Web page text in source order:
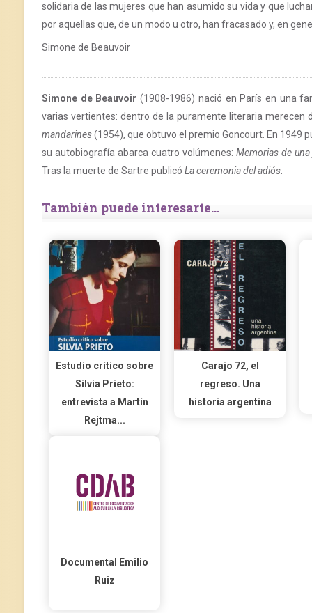
solidaria de las mujeres que han asumido su vida y que
por aquellas que, de un modo u otro, han fracasado y, en
Simone de Beauvoir
Simone de Beauvoir (1908-1986) nació en París en una
varias vertientes: dentro de la puramente literaria merecen
mandarines(1954), que obtuvo el premio Goncourt. En 1949
su autobiografía abarca cuatro volúmenes: Memorias de
Tras la muerte de Sartre publicó La ceremonia del adiós
También puede interesarte...
Estudio crítico sobre
Silvia Prieto:
entrevista a Martín
Rejtma...
Carajo 72, el
regreso. Una
historia argentina
Documental Emilio
Ruiz